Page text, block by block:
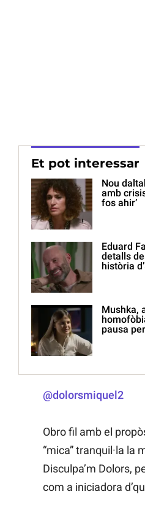
Et pot interessar
Nou
amb
fos ahir’
Eduard
detalls
història
Mushka,
pausa
@dolorsmiquel2
Obro fil amb el
“mica” tranquil·la la
Disculpa’m Dolors,
com a iniciadora